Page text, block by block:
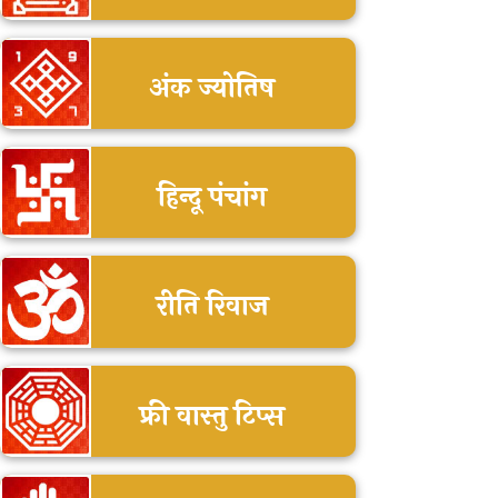
अंक ज्योतिष
हिन्दू पंचांग
रीति रिवाज
फ्री वास्तु टिप्स